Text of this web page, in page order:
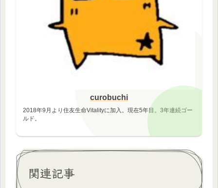
curobuchi
2018年9月より住友生命Vitalityに加入。現在5年目。3年連続ゴー
ルド。
関連記事